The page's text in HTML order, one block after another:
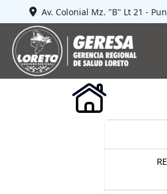
Av. Colonial Mz. "B" Lt 21 -